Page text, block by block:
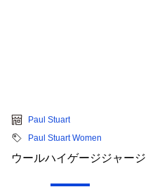
Paul Stuart
Paul Stuart Women
ウールハイゲージジャー